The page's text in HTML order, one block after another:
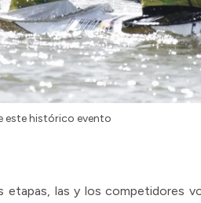
este histórico evento
etapas, las y los